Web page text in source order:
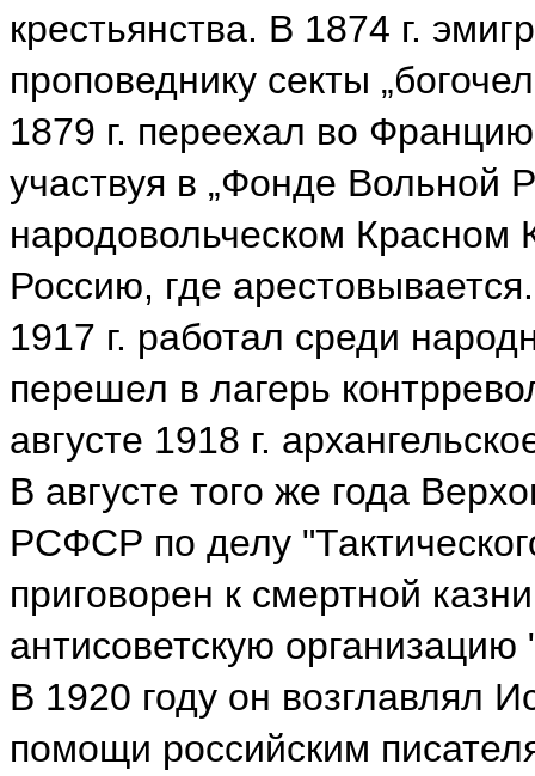
крестьянства. В 1874 г.
проповеднику секты
1879 г. переехал во
участвуя в „Фонде Вольной
народовольческом Красном
Россию, где
1917 г. работал среди
перешел в лагерь
августе 1918 г.
В августе того же года
РСФСР по делу
приговорен к смертной
антисоветскую
В 1920 году он возглавлял
помощи российским